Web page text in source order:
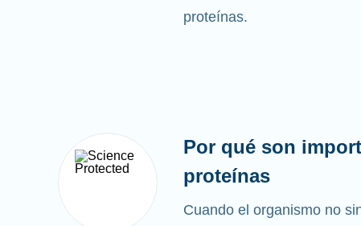
proteínas.
Por qué son
proteínas
Cuando el organismo no